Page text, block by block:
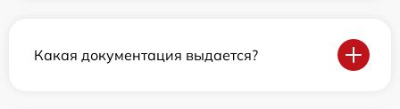
Какая документация выдается?